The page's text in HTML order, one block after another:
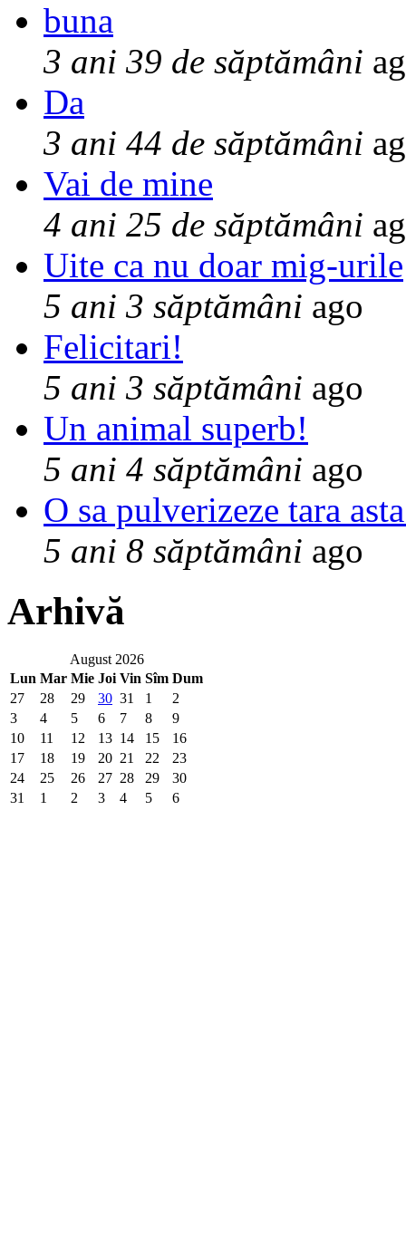
buna
3 ani 39 de săptămâni
Da
3 ani 44 de săptămâni
Vai de mine
4 ani 25 de săptămâni
Uite ca nu doar mig-urile
5 ani 3 săptămâni ago
Felicitari!
5 ani 3 săptămâni ago
Un animal superb!
5 ani 4 săptămâni ago
O sa pulverizeze tara
5 ani 8 săptămâni ago
Arhivă
August 2026
Lun Mar Mie Joi Vin Sîm Dum
27
28 29 30 31 1
2
3
4 5 6 7 8
9
10
11 12 13 14 15
16
17
18 19 20 21 22
23
24
25 26 27 28 29
30
31
1 2 3 4 5 6